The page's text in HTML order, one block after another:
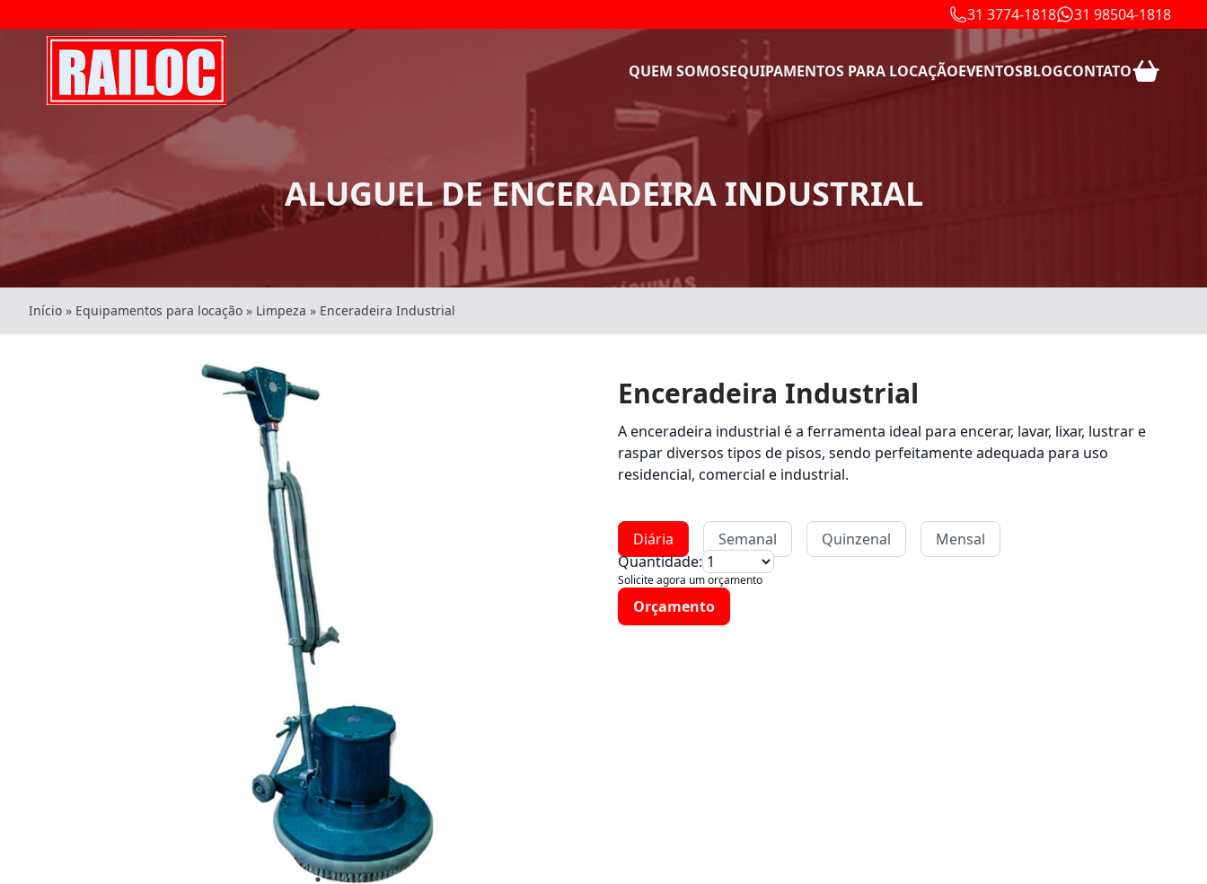
31 3774-1818 31 98504-1818
QUEM SOMOSEQUIPAMENTOS PARA LOCAÇÃOEVENTOSBLOGCONTATO
ALUGUEL DE ENCERADEIRA INDUSTRIAL
Início » Equipamentos para locação » Limpeza » Enceradeira Industrial
Enceradeira Industrial
A enceradeira industrial é a ferramenta ideal para encerar, lavar, lixar, lustrar e
raspar diversos tipos de pisos, sendo perfeitamente adequada para uso
residencial, comercial e industrial.
Diária Semanal Quinzenal
Mensal
Quantidade:
Solicite agora um orçamento
Orçamento